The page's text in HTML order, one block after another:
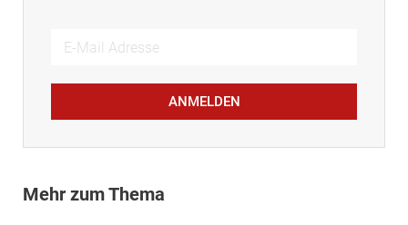
ANMELDEN
Mehr zum Thema